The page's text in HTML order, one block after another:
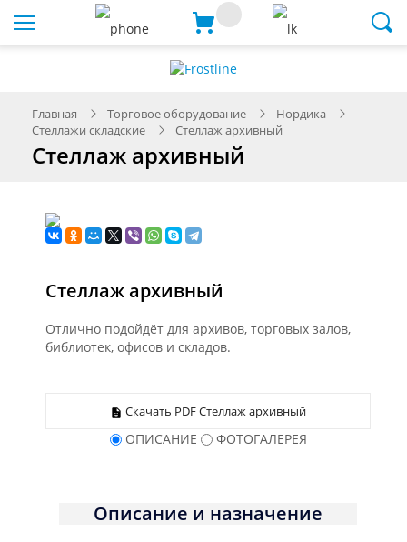
Главная Торговое оборудование
Нордика
Стеллажи складские
Стеллаж архивный
Стеллаж архивный
Стеллаж архивный
Отлично подойдёт для архивов, торговых залов,
библиотек, офисов и складов.
Скачать PDF Стеллаж архивный
ОПИСАНИЕ ФОТОГАЛЕРЕЯ
Описание и назначение